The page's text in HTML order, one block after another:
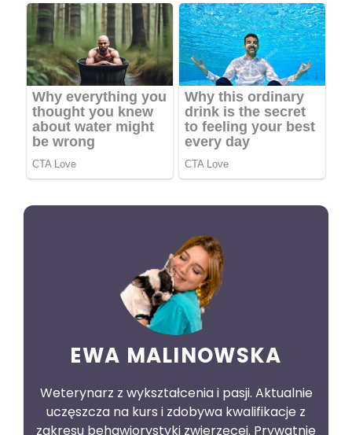
EWA MALINOWSKA
Weterynarz z wykształcenia i pasji. Aktualnie
uczęszcza na kurs i zdobywa kwalifikacje z
zakresu behawiorystyki zwierzęcej. Prywatnie